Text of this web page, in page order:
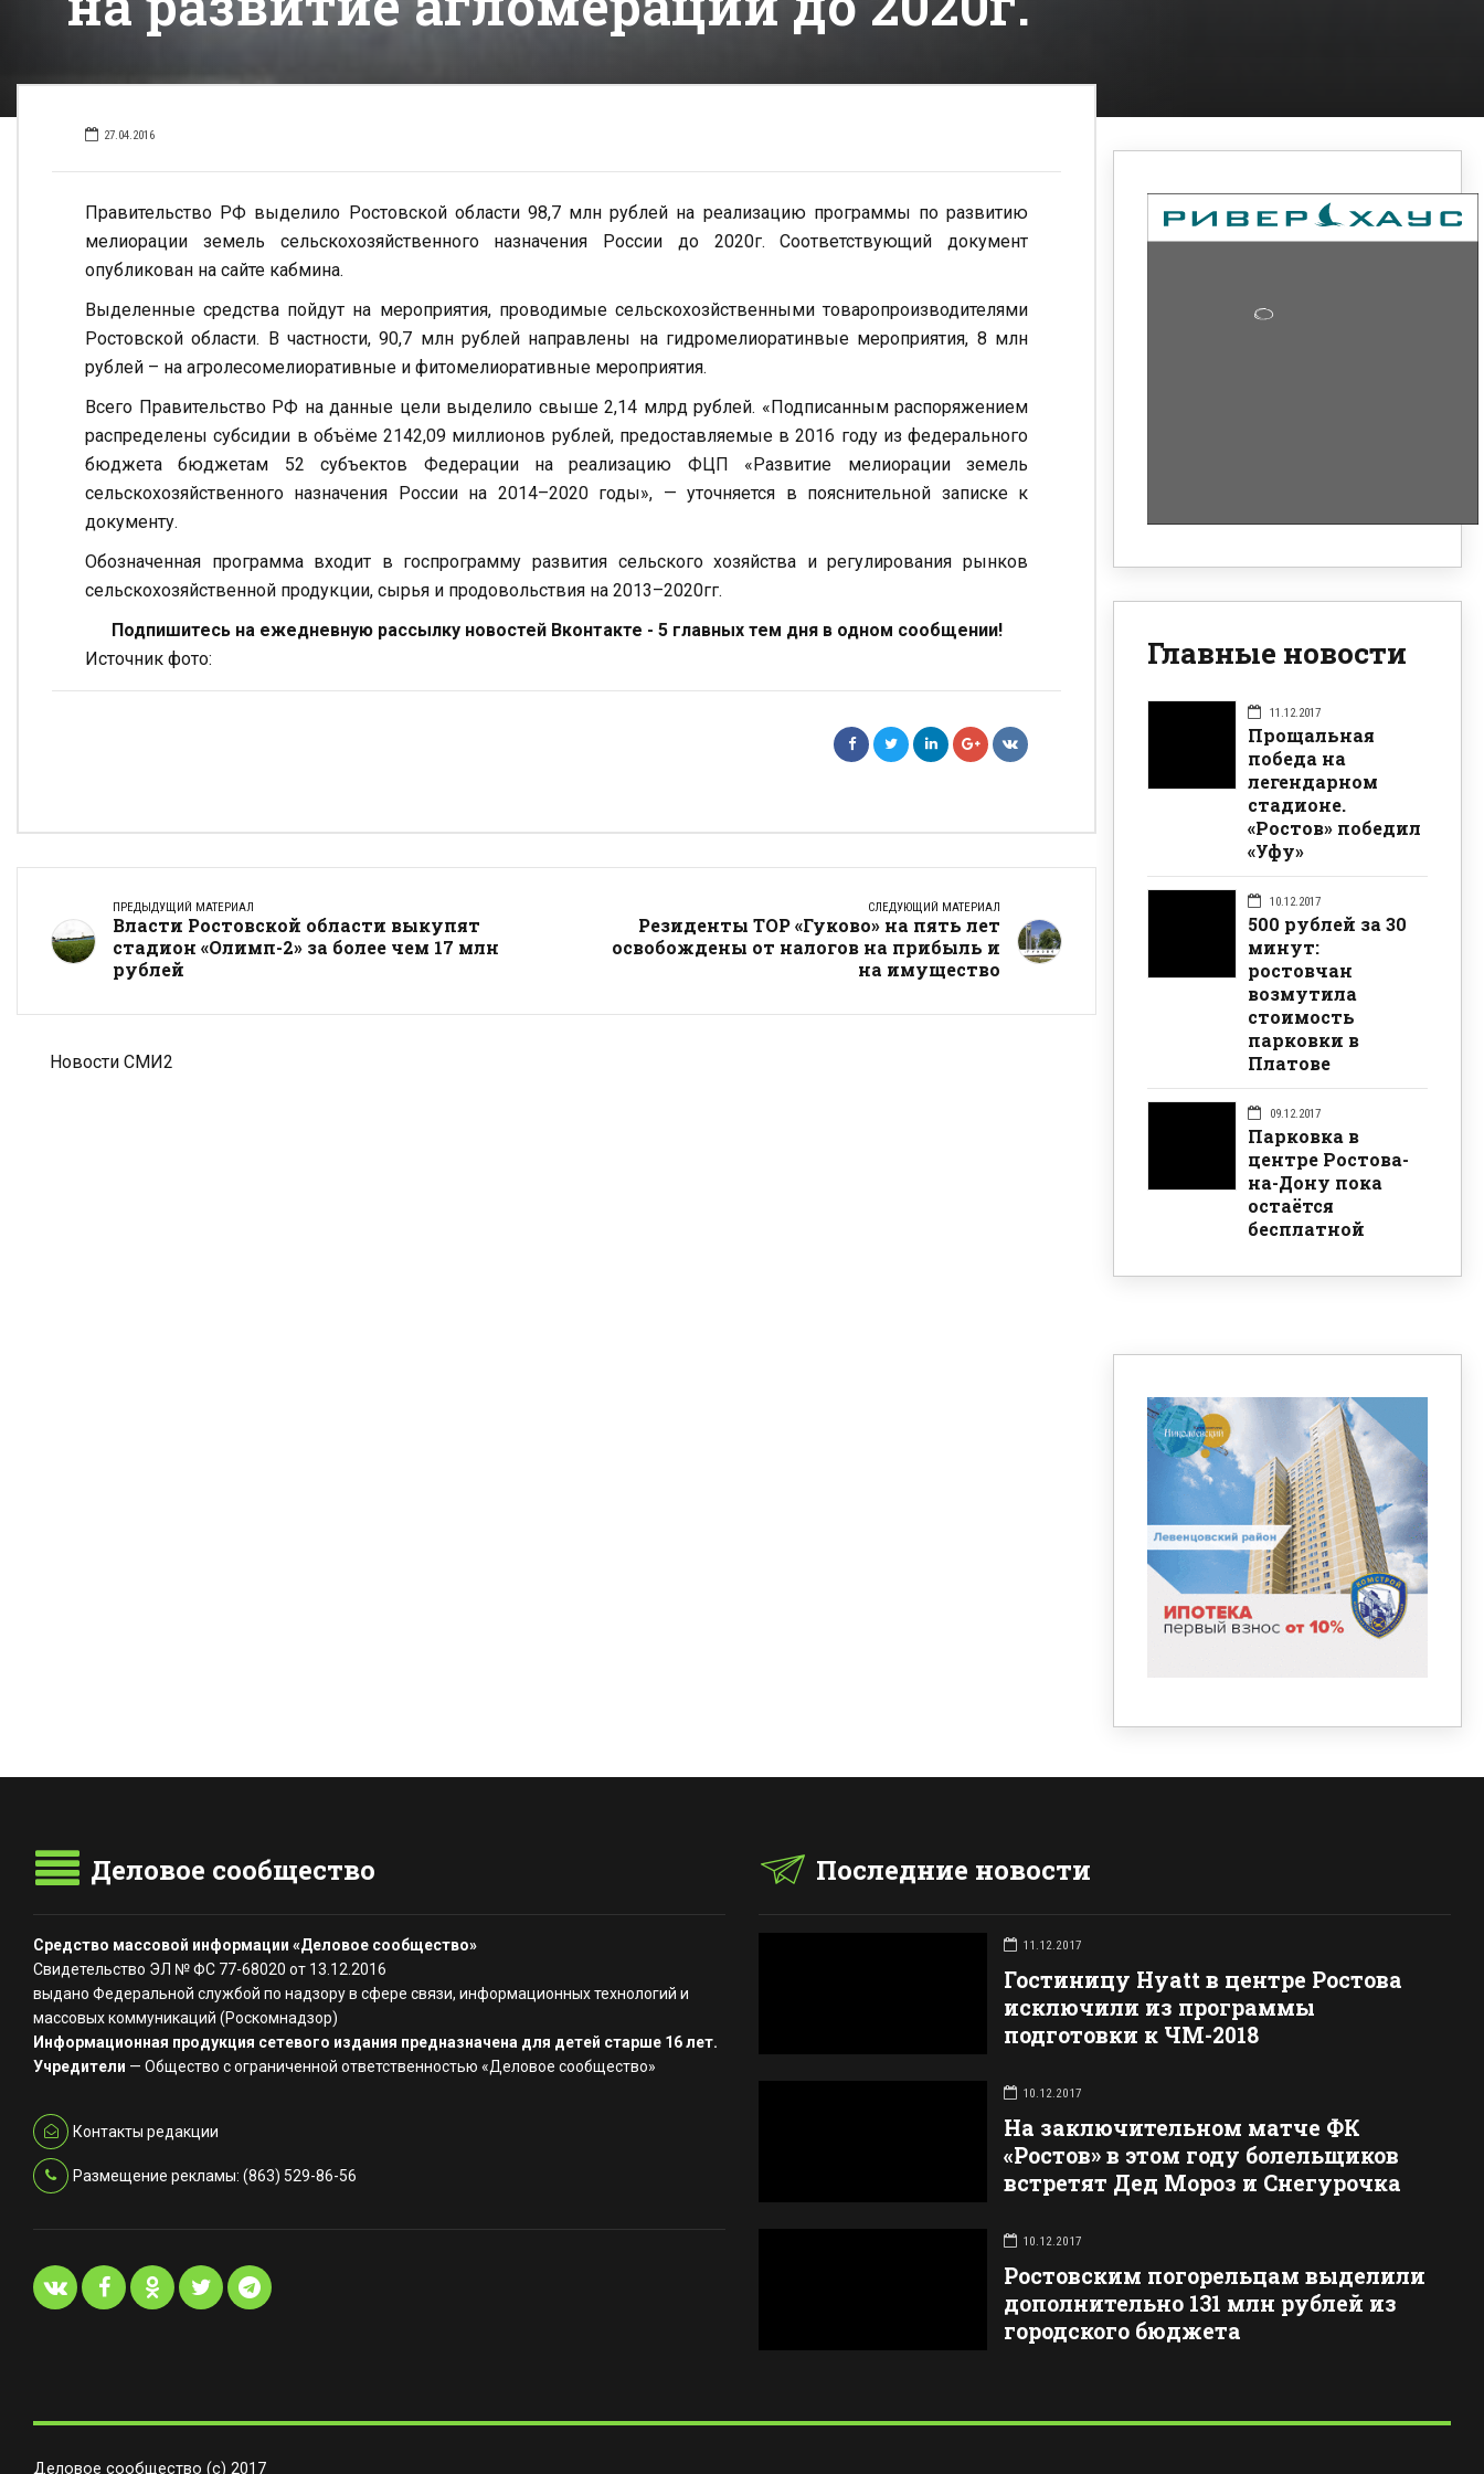
27.04.2016
Правительство РФ выделило Ростовской области 98,7 млн рублей на реализацию программы по развитию
мелиорации земель сельскохозяйственного назначения России до 2020г. Соответствующий документ
опубликован на сайте кабмина.
Выделенные средства пойдут на мероприятия, проводимые сельскохозйственными товаропроизводителями
Ростовской области. В частности, 90,7 млн рублей направлены на гидромелиоратинвые мероприятия, 8 млн
рублей – на агролесомелиоративные и фитомелиоративные мероприятия.
Всего Правительство РФ на данные цели выделило свыше 2,14 млрд рублей. «Подписанным распоряжением
распределены субсидии в объёме 2142,09 миллионов рублей, предоставляемые в 2016 году из федерального
бюджета бюджетам 52 субъектов Федерации на реализацию ФЦП «Развитие мелиорации земель
сельскохозяйственного назначения России на 2014–2020 годы», — уточняется в пояснительной записке к
документу.
Обозначенная программа входит в госпрограмму развития сельского хозяйства и регулирования рынков
сельскохозяйственной продукции, сырья и продовольствия на 2013–2020гг.
Подпишитесь на ежедневную рассылку новостей Вконтакте - 5 главных тем дня в одном сообщении!
Источник фото:
ПРЕДЫДУЩИЙ МАТЕРИАЛ
Власти Ростовской области выкупят
стадион «Олимп-2» за более чем 17 млн
рублей
СЛЕДУЮЩИЙ МАТЕРИАЛ
Резиденты ТОР «Гуково» на пять лет
освобождены от налогов на прибыль и
на имущество
Новости СМИ2
Главные новости
11.12.2017
Прощальная
победа на
легендарном
стадионе.
«Ростов» победил
«Уфу»
10.12.2017
500 рублей за 30
минут:
ростовчан
возмутила
стоимость
парковки в
Платове
09.12.2017
Парковка в
центре Ростова-
на-Дону пока
остаётся
бесплатной
Деловое сообщество
Средство массовой информации «Деловое сообщество»
Свидетельство ЭЛ № ФС 77-68020 от 13.12.2016
выдано Федеральной службой по надзору в сфере связи, информационных технологий и
массовых коммуникаций (Роскомнадзор)
Информационная продукция сетевого издания предназначена для детей старше 16 лет.
Учредители — Общество с ограниченной ответственностью «Деловое сообщество»
Контакты редакции
Размещение рекламы: (863) 529-86-56
Последние новости
11.12.2017
Гостиницу Hyatt в центре Ростова
исключили из программы
подготовки к ЧМ-2018
10.12.2017
На заключительном матче ФК
«Ростов» в этом году болельщиков
встретят Дед Мороз и Снегурочка
10.12.2017
Ростовским погорельцам выделили
дополнительно 131 млн рублей из
городского бюджета
Деловое сообщество (с) 2017